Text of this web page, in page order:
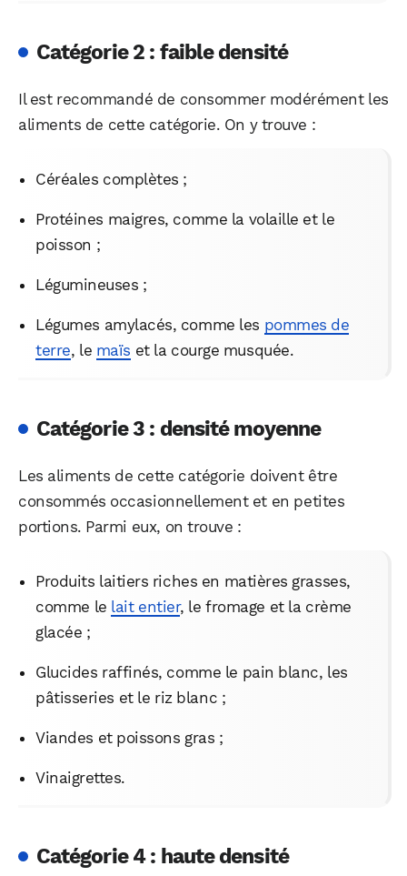
Catégorie 2 : faible densité
Il est recommandé de consommer modérément les
aliments de cette catégorie. On y trouve :
Céréales complètes ;
Protéines maigres, comme la volaille et le
poisson ;
Légumineuses ;
Légumes amylacés, comme les pommes de
terre, le maïs et la courge musquée.
Catégorie 3 : densité moyenne
Les aliments de cette catégorie doivent être
consommés occasionnellement et en petites
portions. Parmi eux, on trouve :
Produits laitiers riches en matières grasses,
comme le lait entier, le fromage et la crème
glacée ;
Glucides raffinés, comme le pain blanc, les
pâtisseries et le riz blanc ;
Viandes et poissons gras ;
Vinaigrettes.
Catégorie 4 : haute densité